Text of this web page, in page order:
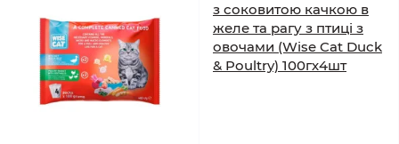
з соковитою качкою в
желе та рагу з птиці з
овочами (Wise Cat Duck
& Poultry) 100гх4шт